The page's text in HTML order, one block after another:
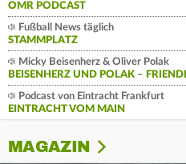
OMR PODCAST
Fußball News täglich
STAMMPLATZ
Micky Beisenherz & Oliver Polak
BEISENHERZ UND POLAK –
Podcast von Eintracht Frankfurt
EINTRACHT VOM MAIN
MAGAZIN